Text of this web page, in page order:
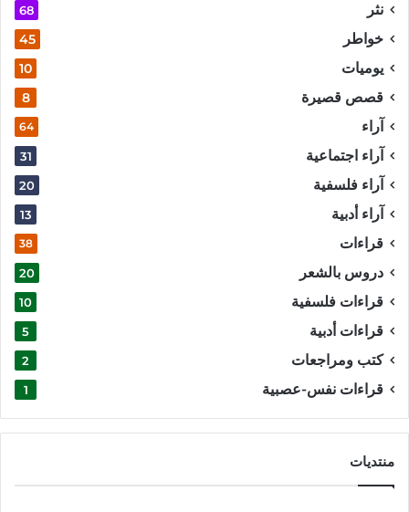
نثر 68
خواطر 45
يوميات 10
قصص قصيرة 8
آراء 64
آراء اجتماعية 31
آراء فلسفية 20
آراء أدبية 13
قراءات 38
دروس بالشعر 20
قراءات فلسفية 10
قراءات أدبية 5
كتب ومراجعات 2
قراءات نفس-عصبية 1
منتديات